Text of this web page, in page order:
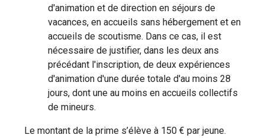
d'animation et de direction en séjours de
vacances, en accueils sans hébergement et en
accueils de scoutisme. Dans ce cas, il est
nécessaire de justifier, dans les deux ans
précédant l'inscription, de deux expériences
d'animation d'une durée totale d'au moins 28
jours, dont une au moins en accueils collectifs
de mineurs.
Le montant de la prime s’élève à 150 € par jeune.